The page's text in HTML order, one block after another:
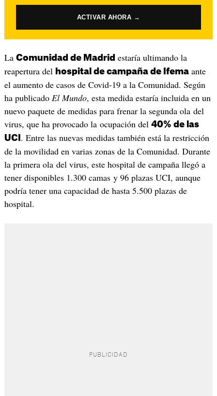
ACTIVAR AHORA →
La Comunidad de Madrid estaría ultimando la
reapertura del hospital de campaña de Ifemaante
el aumento de casos de Covid-19 a la Comunidad. Según
ha publicado El Mundo, esta medida estaría incluida en un
nuevo paquete de medidas para frenar la segunda ola del
virus, que ha provocado la ocupación del 40% de las
UCI . Entre las nuevas medidas también está la restricción
de la movilidad en varias zonas de la Comunidad. Durante
la primera ola del virus, este hospital de campaña llegó a
tener disponibles 1.300 camas y 96 plazas UCI, aunque
podría tener una capacidad de hasta 5.500 plazas de
hospital.